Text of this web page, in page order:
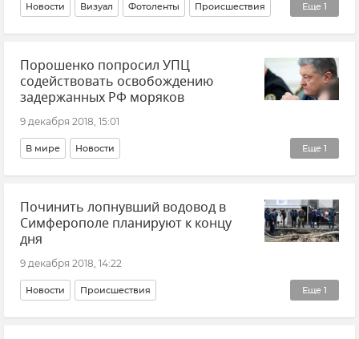
Еще 1
Новости Визуал Фотоленты Происшествия
Крупная авария на водоводе в Симферополе
Порошенко попросил УПЦ
содействовать освобождению
задержанных РФ моряков
9 декабря 2018, 15:01
Еще 1
В мире Новости
Нарушение российской границы в Черном море кораблями ВМС Украины
Починить лопнувший водовод в
Симферополе планируют к концу
дня
9 декабря 2018, 14:22
Еще 1
Новости Происшествия
Крупная авария на водоводе в Симферополе